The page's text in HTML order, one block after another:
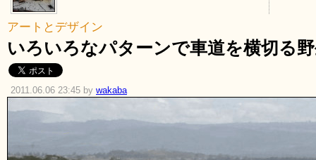
アートとデザイン
いろいろなパターンで車道を横切る
2011.06.06 23:45 by wakaba